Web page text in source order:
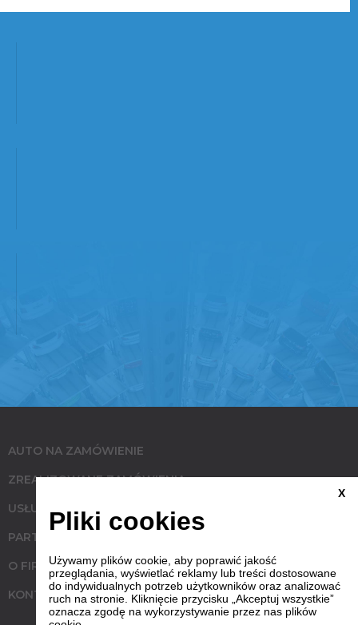
AUTO NA ZAMÓWIENIE
ZREALIZOWANE ZAMÓWIENIA
USŁUGI
PARTNERZY
O FIRMIE
KONTAKT
X
Pliki cookies
Używamy plików cookie, aby poprawić jakość
przeglądania, wyświetlać reklamy lub treści dostosowane
do indywidualnych potrzeb użytkowników oraz analizować
ruch na stronie. Kliknięcie przycisku „Akceptuj wszystkie”
oznacza zgodę na wykorzystywanie przez nas plików